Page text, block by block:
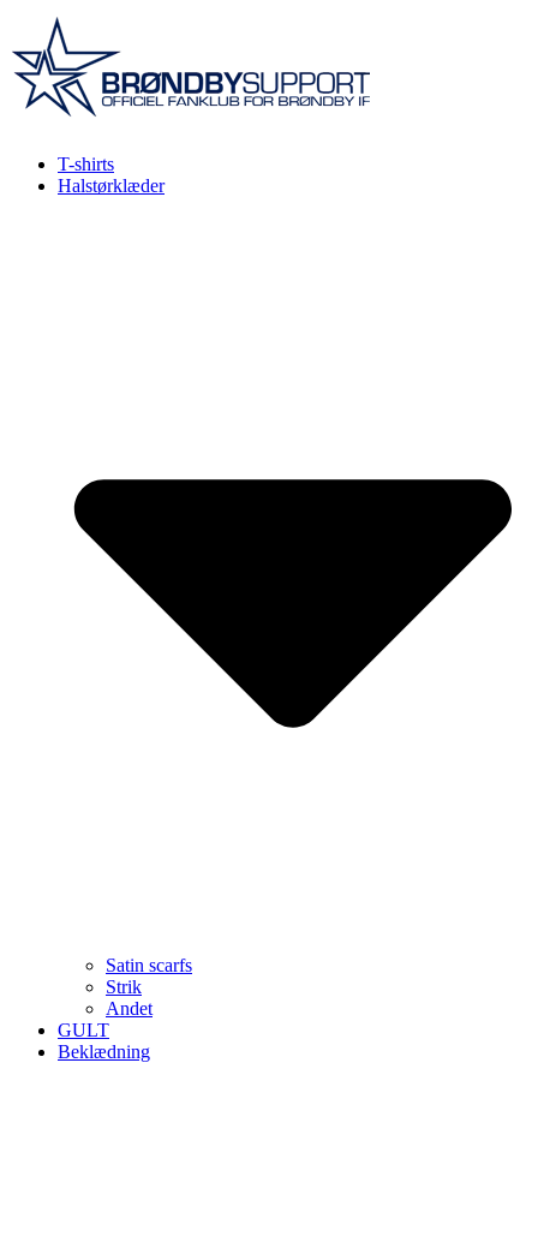
Videre
indhold
T-shirts
Halstørklæder
Satin scarfs
Strik
Andet
GULT
Beklædning